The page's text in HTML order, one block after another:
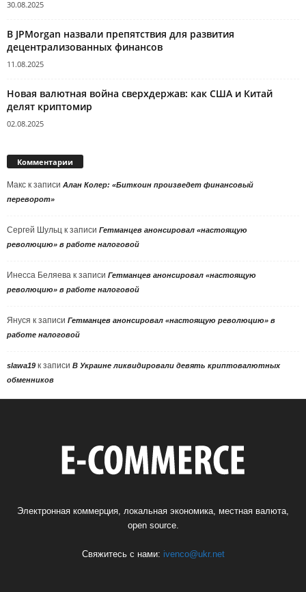
30.08.2025
В JPMorgan назвали препятствия для развития
децентрализованных финансов
11.08.2025
Новая валютная война сверхдержав: как США и Китай
делят криптомир
02.08.2025
Комментарии
Макс к записи Алан Колер: «Биткоин произведет финансовый
переворот»
Сергей Шульц к записи Гетманцев анонсировал «настоящую
революцию» в работе налоговой
Инесса Беляева к записи Гетманцев анонсировал «настоящую
революцию» в работе налоговой
Януся к записи Гетманцев анонсировал «настоящую революцию» в
работе налоговой
slawa19 к записи В Украине ликвидировали девять криптовалютных
обменников
Электронная коммерция, локальная экономика, местная валюта,
open source.
Свяжитесь с нами: ivenco@ukr.net